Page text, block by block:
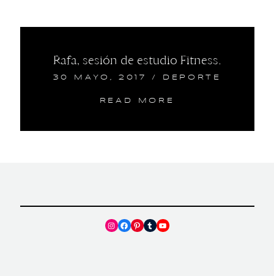
Rafa, sesión de estudio Fitness.
30 MAYO, 2017 / DEPORTE
READ MORE
Instagram
Facebook
Pinterest
TumblrYouTube